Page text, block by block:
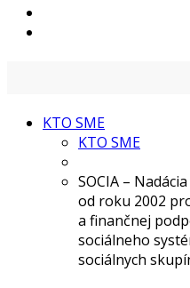
KTO SME
KTO SME
SOCIA –
od roku 2002
a finančnej
sociálneho
sociálnych